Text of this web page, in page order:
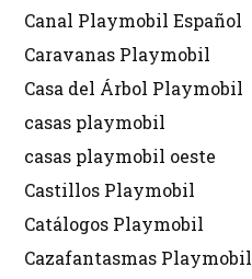
Canal Playmobil Español
Caravanas Playmobil
Casa del Árbol Playmobil
casas playmobil
casas playmobil oeste
Castillos Playmobil
Catálogos Playmobil
Cazafantasmas Playmobil